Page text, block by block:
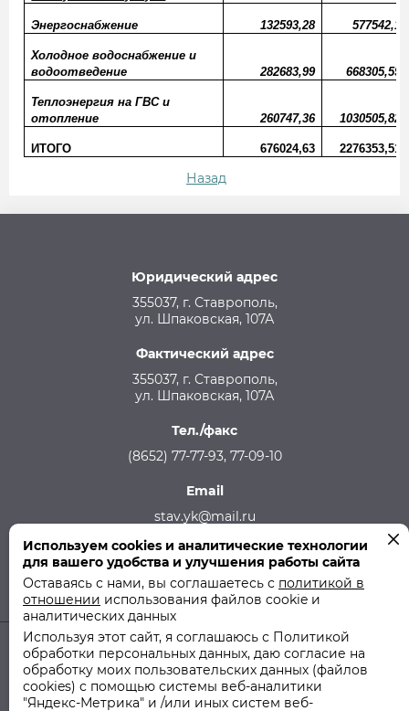
Энергоснабжение 132593,28 577542,1
Холодное водоснабжение и
водоотведение
282683,99 668305,59
Теплоэнергия на ГВС и
отопление
260747,36 1030505,82
ИТОГО 676024,63 2276353,51
Назад
Юридический адрес
355037, г. Ставрополь,
ул. Шпаковская, 107А
Фактический адрес
355037, г. Ставрополь,
ул. Шпаковская, 107А
Тел./факс
(8652) 77-77-93, 77-09-10
Email
stav.yk@mail.ru
Телефон аварийной службы
215-957, 8-928-301-92-08 (круглосуточно)
© 2011-2026 ООО "СТУК" | ООО "Ставропольская Управляющая
Используем cookies и аналитические технологии
для вашего удобства и улучшения работы сайта
Оставаясь с нами, вы соглашаетесь с политикой в
отношении использования файлов cookie и
аналитических данных
Используя этот сайт, я соглашаюсь с Политикой
обработки персональных данных, даю согласие на
обработку моих пользовательских данных (файлов
cookies) с помощью системы веб-аналитики
"Яндекс-Метрика" и /или иных систем веб-